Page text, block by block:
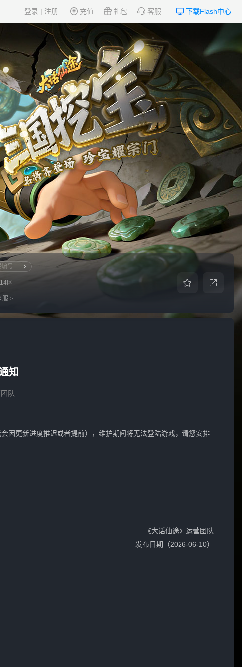
下载Flash中心
客服
礼包
充值
登录 | 注册
区
服 >
知
队
因更新进度推迟或者提前），维护期间将无法登陆游戏，请您安排
《大话仙途》运营团队
发布日期（2026-06-10）